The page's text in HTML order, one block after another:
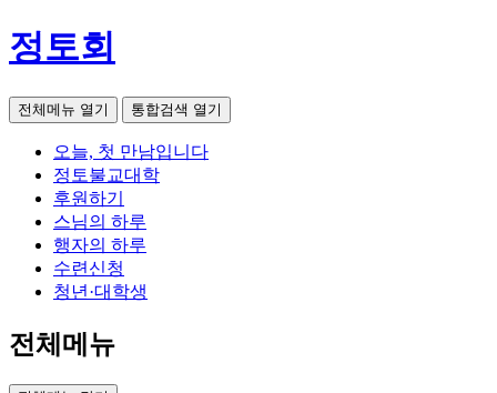
정토회
전체메뉴 열기 통합검색 열기
오늘, 첫 만남입니다
정토불교대학
후원하기
스님의 하루
행자의 하루
수련신청
청년·대학생
전체메뉴